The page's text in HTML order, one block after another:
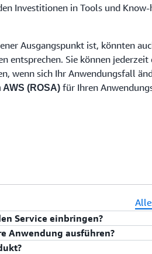
Investitionen in Tools und
Ausgangspunkt ist, könnten
entsprechen. Sie können jederzeit
wenn sich Ihr Anwendungsfall
(ROSA) für Ihren
Service einbringen?
Quellcode (d. h. Git-Repository),
Container-Image (d. h. Registry-
Anwendung ausführen?
Metal und/oder jeder